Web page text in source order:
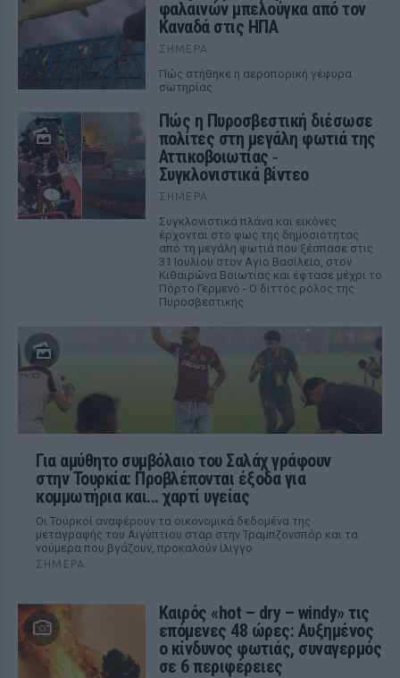
φαλαινών μπελούγκα από τον
Καναδά στις ΗΠΑ
ΣΉΜΕΡΑ
Πώς στήθηκε η αεροπορική γέφυρα
σωτηρίας
Πώς η Πυροσβεστική διέσωσε
πολίτες στη μεγάλη φωτιά της
Αττικοβοιωτίας ‑
Συγκλονιστικά βίντεο
ΣΉΜΕΡΑ
Συγκλονιστικά πλάνα και εικόνες
έρχονται στο φως της δημοσιότητας
από τη μεγάλη φωτιά που ξέσπασε στις
31 Ιουλίου στον Αγιο Βασίλειο, στον
Κιθαιρώνα Βοιωτίας και έφτασε μέχρι το
Πόρτο Γερμενό - Ο διττός ρόλος της
Πυροσβεστικής
Για αμύθητο συμβόλαιο του Σαλάχ γράφουν
στην Τουρκία: Προβλέπονται έξοδα για
κομμωτήρια και... χαρτί υγείας
Οι Τούρκοί αναφέρουν τα οικονομικά δεδομένα της
μεταγραφής του Αιγύπτιου σταρ στην Τραμπζονσπόρ και τα
νούμερα που βγάζουν, προκαλούν ίλιγγο
ΣΉΜΕΡΑ
Καιρός «hot – dry – windy» τις
επόμενες 48 ώρες: Αυξημένος
ο κίνδυνος φωτιάς, συναγερμός
σε 6 περιφέρειες